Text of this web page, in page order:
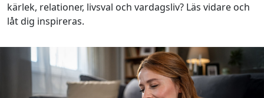
kärlek, relationer, livsval och vardagsliv? Läs vidare och
låt dig inspireras.